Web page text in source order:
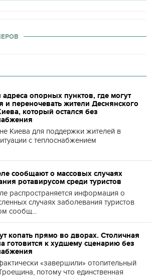
опорных пунктов, где могут
и переночевать жители Деснянского
который остался без
Киева для поддержки жителей в
с теплоснабжением
сообщают о массовых случаях
ротавирусом среди туристов
распространяется информация о
случаях заболевания туристов
сообщ...
копать прямо во дворах. Столичная
готовится к худшему сценарию без
«завершили» отопительный
потому что единственная